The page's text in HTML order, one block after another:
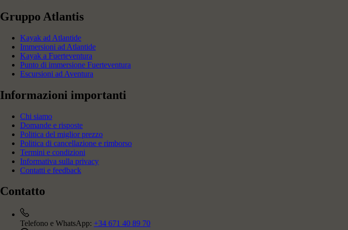
Gruppo Atlantis
Kayak ad Atlantide
Immersioni ad Atlantide
Kayak a Fuerteventura
Punto di immersione Fuerteventura
Escursioni ad Aventura
Informazioni importanti
Chi siamo
Domande e risposte
Politica del miglior prezzo
Politica di cancellazione e rimborso
Termini e condizioni
Informativa sulla privacy
Contatti e feedback
Contatto
Telefono e WhatsApp: +34 671 40 89 70